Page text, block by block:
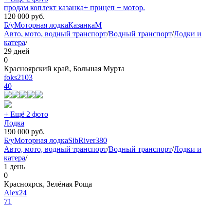
продам коплект казанка+ прицеп + мотор.
120 000 руб.
Б/уМоторная лодкаКазанкаМ
Авто, мото, водный транспорт/Водный транспорт/Лодки и
катера/
29 дней
0
Красноярский край, Большая Мурта
foks2103
40
+ Ещё 2 фото
Лодка
190 000 руб.
Б/уМоторная лодкаSibRiver380
Авто, мото, водный транспорт/Водный транспорт/Лодки и
катера/
1 день
0
Красноярск, Зелёная Роща
Alex24
71